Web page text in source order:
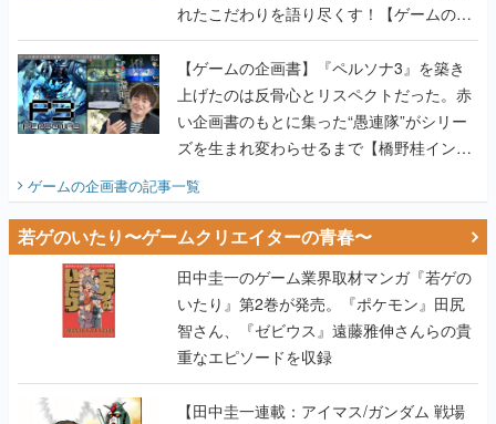
れたこだわりを語り尽くす！【ゲームの企
画書】
【ゲームの企画書】『ペルソナ3』を築き
上げたのは反骨心とリスペクトだった。赤
い企画書のもとに集った“愚連隊”がシリー
ズを生まれ変わらせるまで【橋野桂インタ
ビュー】
ゲームの企画書の記事一覧
若ゲのいたり〜ゲームクリエイターの青春〜
田中圭一のゲーム業界取材マンガ『若ゲの
いたり』第2巻が発売。『ポケモン』田尻
智さん、『ゼビウス』遠藤雅伸さんらの貴
重なエピソードを収録
【田中圭一連載：アイマス/ガンダム 戦場